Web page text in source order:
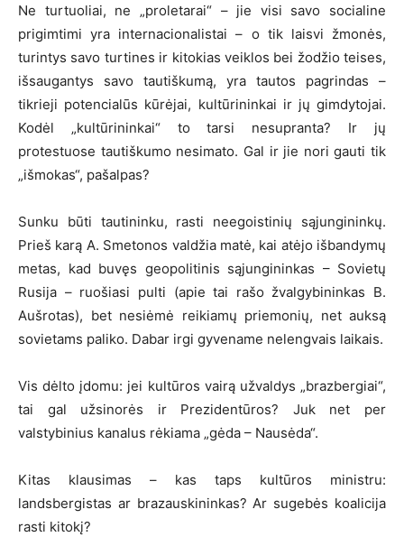
Ne turtuoliai, ne „proletarai“ – jie visi savo socialine
prigimtimi yra internacionalistai – o tik laisvi žmonės,
turintys savo turtines ir kitokias veiklos bei žodžio teises,
išsaugantys savo tautiškumą, yra tautos pagrindas –
tikrieji potencialūs kūrėjai, kultūrininkai ir jų gimdytojai.
Kodėl „kultūrininkai“ to tarsi nesupranta? Ir jų
protestuose tautiškumo nesimato. Gal ir jie nori gauti tik
„išmokas“, pašalpas?
Sunku būti tautininku, rasti neegoistinių sąjungininkų.
Prieš karą A. Smetonos valdžia matė, kai atėjo išbandymų
metas, kad buvęs geopolitinis sąjungininkas – Sovietų
Rusija – ruošiasi pulti (apie tai rašo žvalgybininkas B.
Aušrotas), bet nesiėmė reikiamų priemonių, net auksą
sovietams paliko. Dabar irgi gyvename nelengvais laikais.
Vis dėlto įdomu: jei kultūros vairą užvaldys „brazbergiai“,
tai gal užsinorės ir Prezidentūros? Juk net per
valstybinius kanalus rėkiama „gėda – Nausėda“.
Kitas klausimas – kas taps kultūros ministru:
landsbergistas ar brazauskininkas? Ar sugebės koalicija
rasti kitokį?